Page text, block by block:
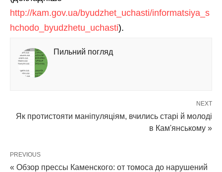
http://kam.gov.ua/byudzhet_uchasti/informatsiya_s
hchodo_byudzhetu_uchasti).
Пильний погляд
NEXT
Як протистояти маніпуляціям, вчились старі й молоді
в Кам'янському »
PREVIOUS
« Обзор прессы Каменского: от томоса до нарушений